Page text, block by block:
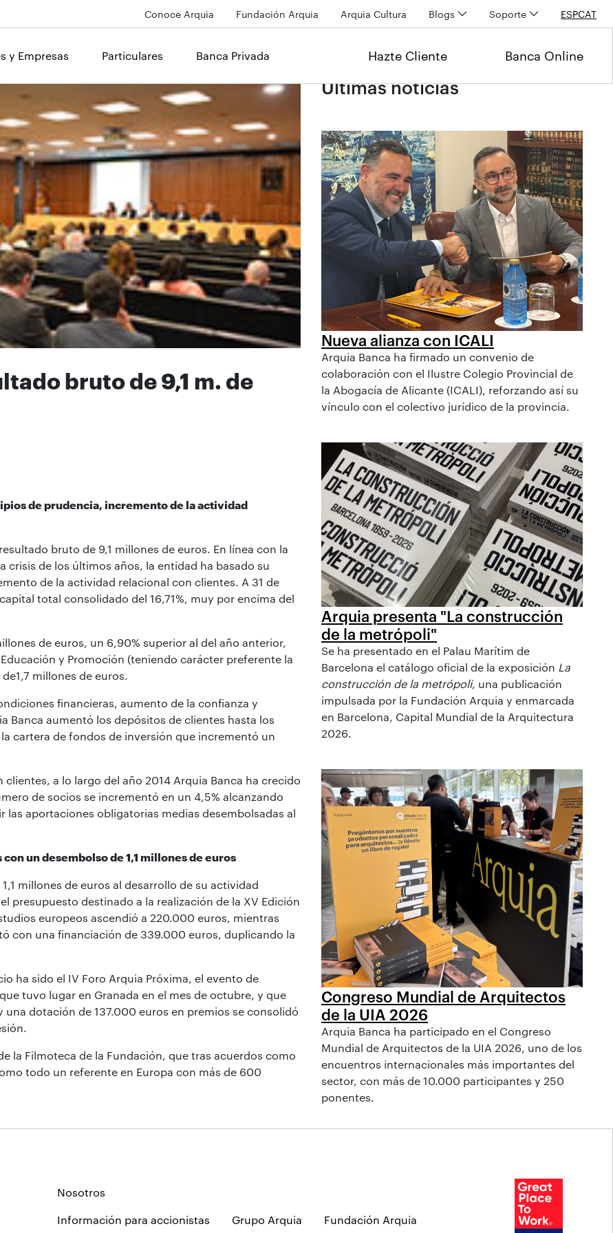
Conoce Arquia Fundación Arquia Arquia Cultura Blogs Soporte ESPCAT
y Empresas Particulares Banca Privada Hazte Cliente Banca Online
bruto de 9,1 m. de
de prudencia, incremento de la actividad
bruto de 9,1 millones de euros. En línea con la
de los últimos años, la entidad ha basado su
de la actividad relacional con clientes. A 31 de
total consolidado del 16,71%, muy por encima del
de euros, un 6,90% superior al del año anterior,
y Promoción (teniendo carácter preferente la
millones de euros.
financieras, aumento de la confianza y
Banca aumentó los depósitos de clientes hasta los
cartera de fondos de inversión que incrementó un
a lo largo del año 2014 Arquia Banca ha crecido
de socios se incrementó en un 4,5% alcanzando
las aportaciones obligatorias medias desembolsadas al
un desembolso de 1,1 millones de euros
millones de euros al desarrollo de su actividad
presupuesto destinado a la realización de la XV Edición
europeos ascendió a 220.000 euros, mientras
con una financiación de 339.000 euros, duplicando la
ha sido el IV Foro Arquia Próxima, el evento de
tuvo lugar en Granada en el mes de octubre, y que
dotación de 137.000 euros en premios se consolidó
la Filmoteca de la Fundación, que tras acuerdos como
todo un referente en Europa con más de 600
Últimas noticias
Nueva alianza con ICALI
Arquia Banca ha firmado un convenio de
colaboración con el Ilustre Colegio Provincial de
la Abogacía de Alicante (ICALI), reforzando así su
vínculo con el colectivo jurídico de la provincia.
Arquia presenta "La construcción
de la metrópoli"
Se ha presentado en el Palau Marítim de
Barcelona el catálogo oficial de la exposición La
construcción de la metrópoli, una publicación
impulsada por la Fundación Arquia y enmarcada
en Barcelona, Capital Mundial de la Arquitectura
2026.
Congreso Mundial de Arquitectos
de la UIA 2026
Arquia Banca ha participado en el Congreso
Mundial de Arquitectos de la UIA 2026, uno de los
encuentros internacionales más importantes del
sector, con más de 10.000 participantes y 250
ponentes.
Nosotros
Información para accionistas Grupo Arquia Fundación Arquia